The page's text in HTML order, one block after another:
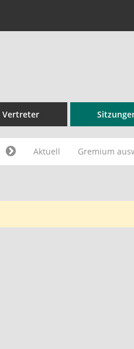
Vertreter
Aktuell Gremium